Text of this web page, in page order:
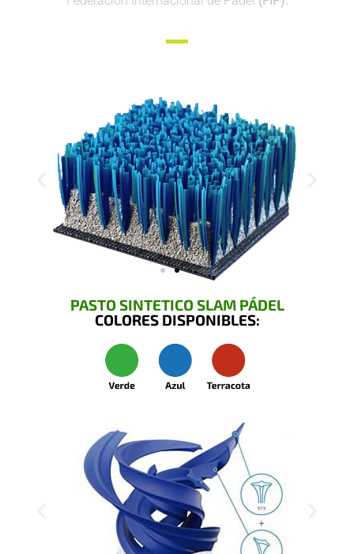
PASTO SINTETICO SLAM PÁDEL
COLORES DISPONIBLES: